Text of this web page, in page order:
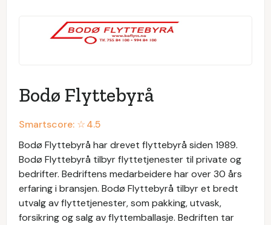
Bodø Flyttebyrå
Smartscore: ☆4.5
Bodø Flyttebyrå har drevet flyttebyrå siden 1989.
Bodø Flyttebyrå tilbyr flyttetjenester til private og
bedrifter. Bedriftens medarbeidere har over 30 års
erfaring i bransjen. Bodø Flyttebyrå tilbyr et bredt
utvalg av flyttetjenester, som pakking, utvask,
forsikring og salg av flyttemballasje. Bedriften tar